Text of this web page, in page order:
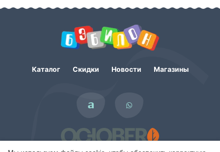
Каталог Скидки Новости Магазины